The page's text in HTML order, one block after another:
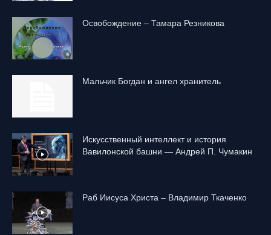
Освобождение – Тамара Резникова
Mальчик Богдан и ангел хранитель
Искусственный интеллект и история
Вавилонской башни — Андрей П. Чумакин
Раб Иисуса Христа – Владимир Ткаченко